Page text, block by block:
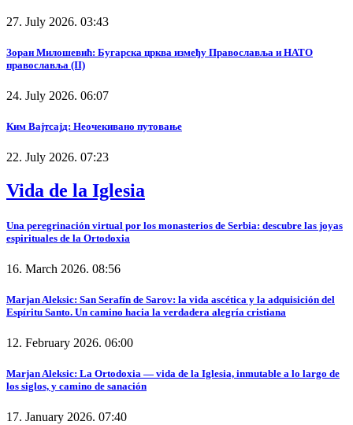
27. July 2026. 03:43
Зоран Милошевић: Бугарска црква између Православља и НАТО
православља (II)
24. July 2026. 06:07
Ким Вајтсајд: Неочекивано путовање
22. July 2026. 07:23
Vida de la Iglesia
Una peregrinación virtual por los monasterios de Serbia: descubre las joyas
espirituales de la Ortodoxia
16. March 2026. 08:56
Marjan Aleksic: San Serafín de Sarov: la vida ascética y la adquisición del
Espíritu Santo. Un camino hacia la verdadera alegría cristiana
12. February 2026. 06:00
Marjan Aleksic: La Ortodoxia — vida de la Iglesia, inmutable a lo largo de
los siglos, y camino de sanación
17. January 2026. 07:40